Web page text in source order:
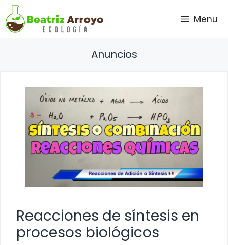
Saltar
al
contenido
Menu
Anuncios
Reacciones de síntesis en
procesos biológicos